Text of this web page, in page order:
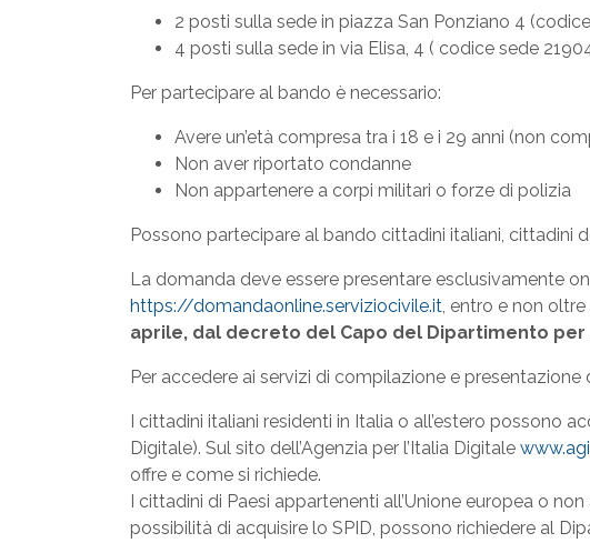
2 posti sulla sede in piazza San Ponziano 4
4 posti sulla sede in via Elisa, 4 ( codice sede
Per partecipare al bando è necessario:
Avere un’età compresa tra i 18 e i 29 anni (non
Non aver riportato condanne
Non appartenere a corpi militari o forze di polizia
Possono partecipare al bando cittadini italiani, cittadini
La domanda deve essere presentare esclusivamente
https://domandaonline.serviziocivile.it, entro e non oltre
aprile, dal decreto del Capo del Dipartimento
Per accedere ai servizi di compilazione e
I cittadini italiani residenti in Italia o all’estero possono
Digitale). Sul sito dell’Agenzia per l’Italia Digitale
offre e come si richiede.
I cittadini di Paesi appartenenti all’Unione europea o
possibilità di acquisire lo SPID, possono richiedere al